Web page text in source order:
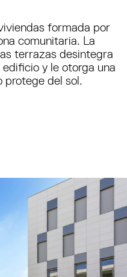
formada por
comunitaria. La
terrazas desintegra
y le otorga una
protege del sol.